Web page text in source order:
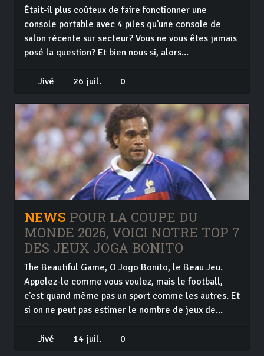
Était-il plus coûteux de faire fonctionner une
console portable avec 4 piles qu'une console de
salon récente sur secteur? Vous ne vous êtes jamais
posé la question? Et bien nous si, alors...
Jivé 26 juil. 0
NEWS POUR LA COUPE DU
MONDE 2026, VOICI NOTRE TOP 7
DES JEUX JOGA BONITO
The Beautiful Game, O Jogo Bonito, le Beau Jeu.
Appelez-le comme vous voulez, mais le football,
c'est quand même pas un sport comme les autres. Et
si on ne peut pas estimer le nombre de jeux de...
Jivé 14 juil. 0